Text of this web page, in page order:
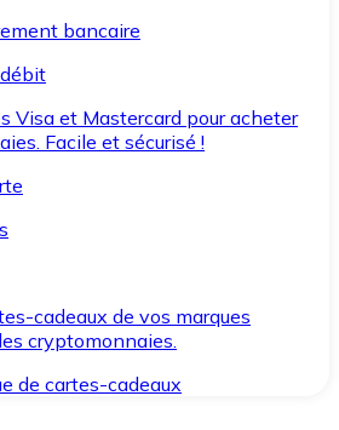
bancaire
Visa et Mastercard pour acheter
Facile et sécurisé !
cadeaux de vos marques
cryptomonnaies.
de cartes-cadeaux